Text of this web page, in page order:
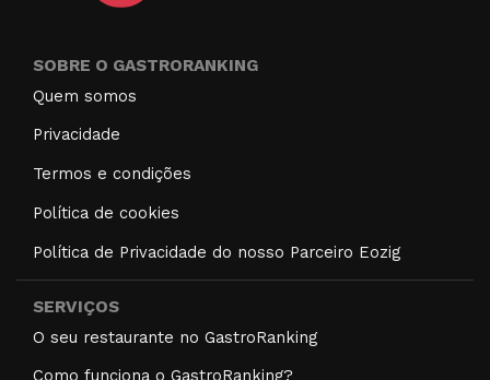
SOBRE O GASTRORANKING
Quem somos
Privacidade
Termos e condições
Política de cookies
Política de Privacidade do nosso Parceiro Eozig
SERVIÇOS
O seu restaurante no GastroRanking
Como funciona o GastroRanking?